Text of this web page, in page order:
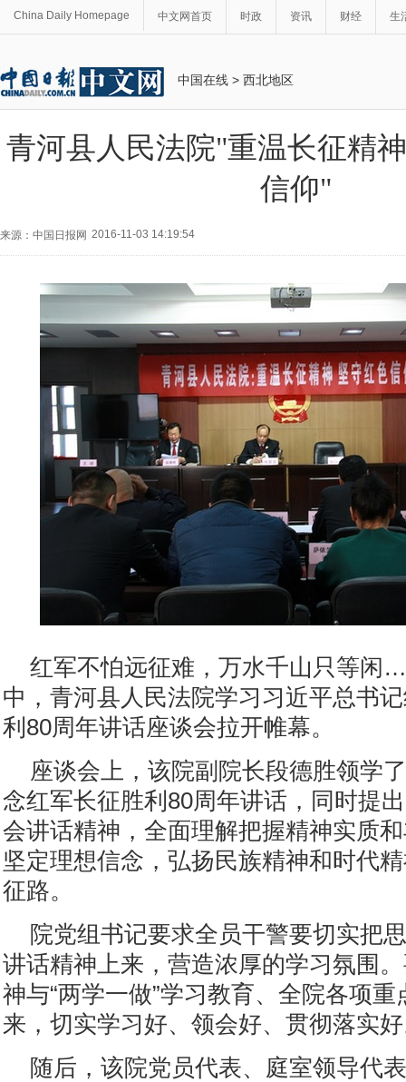
China Daily Homepage 中文网首页 时政 资讯 财经 生
中国在线 > 西北地区
青河县人民法院"重温长征精
信仰"
来源：中国日报网 2016-11-03 14:19:54
红军不怕远征难，万水千山只等闲
中，青河县人民法院学习习近平总书
利80周年讲话座谈会拉开帷幕。
座谈会上，该院副院长段德胜领学
念红军长征胜利80周年讲话，同时提
会讲话精神，全面理解把握精神实质
坚定理想信念，弘扬民族精神和时代
征路。
院党组书记要求全员干警要切实把
讲话精神上来，营造浓厚的学习氛围
神与“两学一做”学习教育、全院各项
来，切实学习好、领会好、贯彻落实
随后，该院党员代表、庭室领导代